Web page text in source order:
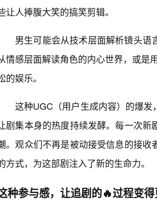
让人捧腹大笑的搞笑剪辑。
男生可能会从技术层面解析镜头
情感层面解读角色的内心世界，或是
的娱乐。
这种UGC（用户生成内容）的爆
剧集本身的热度持续发酵。每一次
。观众们不再是被动接受信息的接
方式，为这部剧注入了新的生命力。
种参与感，让追剧的🔥过程变